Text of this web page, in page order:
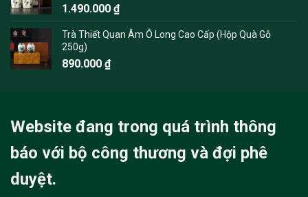
1.490.000 ₫
Trà Thiết Quan Âm Ô Long Cao Cấp (Hộp Quà Gỗ
250g)
890.000 ₫
Website đang trong quá trình thông
báo với bộ công thương và đợi phê
duyệt.